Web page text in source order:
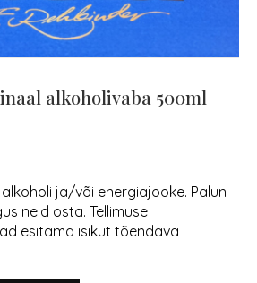
alkoholivaba 500ml
ja/või energiajooke. Palun
neid osta. Tellimuse
esitama isikut tõendava